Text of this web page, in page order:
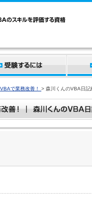
で業務改善！ > 森川くんのVBA日